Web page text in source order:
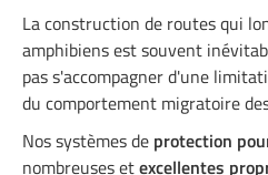
Glissières de
Protections
Glissières de
Super-Rail,
ECO
La construction de routes qui
amphibiens est souvent
pas s'accompagner d'une
du comportement migratoire
Nos systèmes de protection
nombreuses etexcellentes